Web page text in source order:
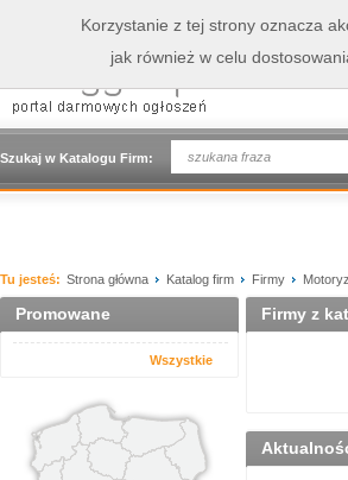
Szukaj w Katalogu Firm:
Tu jesteś: Strona główna Katalog firm Firmy
Promowane
Wszystkie
Firmy z
Korzystanie z tej strony oznacza
jak również w celu